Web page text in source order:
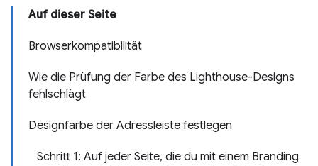
Auf dieser Seite
Browserkompatibilität
Wie die Prüfung der Farbe des Lighthouse-Designs
fehlschlägt
Designfarbe der Adressleiste festlegen
Schritt 1: Auf jeder Seite, die du mit einem Branding